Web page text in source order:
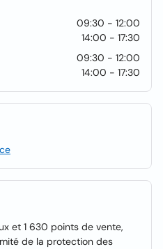
09:30 - 12:00
14:00 - 17:30
09:30 - 12:00
14:00 - 17:30
et 1 630 points de vente,
de la protection des